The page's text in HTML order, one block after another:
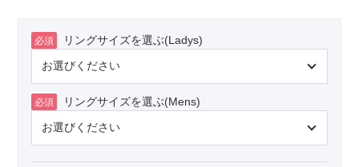
必須 リングサイズを選ぶ(Ladys)
必須 リングサイズを選ぶ(Mens)